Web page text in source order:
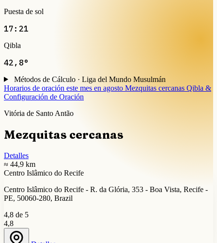
Puesta de sol
17:21
Qibla
42,8°
Métodos de Cálculo · Liga del Mundo Musulmán
Horarios de oración este mes en agosto Mezquitas cercanas Qibla &
Configuración de Oración
Vitória de Santo Antão
Mezquitas cercanas
Detalles
≈ 44,9 km
Centro Islâmico do Recife
Centro Islâmico do Recife - R. da Glória, 353 - Boa Vista, Recife -
PE, 50060-280, Brazil
4,8 de 5
4,8